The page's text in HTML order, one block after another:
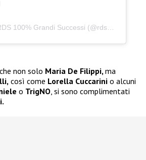
Un post condiviso da RDS 100% Grandi Successi (@rds_official)
non solo Maria De Filippi,ma
così come Lorella Cuccarini o alcuni
o TrigNO, si sono complimentati